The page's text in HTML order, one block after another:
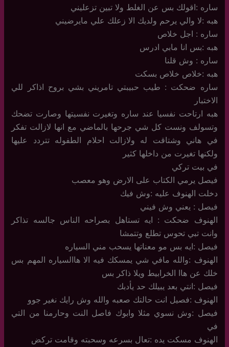
ساره :اقولك بس عن الغلط ولا تبين تزعليني
هبه :لا والي يرحم ولديك الا زعلك علي مايرضيني
ساره : اجل خلاص
هبه :بس انا مابي ادرس
ساره : وش قلنا
هبه :خلاص خلاص بسكت
ساره ضحكت : طيب حبيبتي تامريني بشي بروح اذاكر للي
الاختبار
هبه ارتاحت نفسيا عند ساره وتغيرت نفسيتها وصارت تضحك
وتسولف ونست كل شي جرحها بالماضي مع انها لازالت تفكر
في هاني وشتاقت له ولازالت احلام الطفوله تتردد عليها
ولكنها تغيرت من داخلها كثير
في بيت تركي
فيصل يرمي الكتاب على الارض وهو معصب
دخلت الهنوف عليه :وش فيك
فيصل : يعني وش فيني
الهنوف ضحكت : ايه تستاهل بصراحه الناس جالسه تذاكر
وانت تبي تحوس تطلع وتتمشا
فيصل :ايه بس مو معناتها يسحب مني السياره
الهنوف :والله مافي شي يمسكك فيه الا هاالسياره المهم بس
خلك عن هاا الخرابيط ويلا ذاكر بس
فيصل :انتي بعد يبيلك حد يأدبك
الهنوف :فصيل انت حالتك صعبه والله وش رايك نغير جوو
فيصل :وش نسوي مثلا وابوك فاصل النت وحارمنا من التي
في
الهنوف مسكت يده :تعال بسرعه وسحبته وقامت تركض